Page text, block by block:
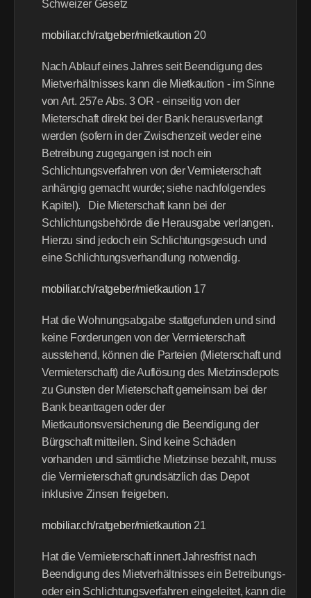
Schweizer Gesetz
mobiliar.ch/ratgeber/mietkaution 20
Nach Ablauf eines Jahres seit Beendigung des
Mietverhältnisses kann die Mietkaution - im Sinne
von Art. 257e Abs. 3 OR - einseitig von der
Mieterschaft direkt bei der Bank herausverlangt
werden (sofern in der Zwischenzeit weder eine
Betreibung zugegangen ist noch ein
Schlichtungsverfahren von der Vermieterschaft
anhängig gemacht wurde; siehe nachfolgendes
Kapitel).   Die Mieterschaft kann bei der
Schlichtungsbehörde die Herausgabe verlangen.
Hierzu sind jedoch ein Schlichtungsgesuch und
eine Schlichtungsverhandlung notwendig.
mobiliar.ch/ratgeber/mietkaution 17
Hat die Wohnungsabgabe stattgefunden und sind
keine Forderungen von der Vermieterschaft
ausstehend, können die Parteien (Mieterschaft und
Vermieterschaft) die Auflösung des Mietzinsdepots
zu Gunsten der Mieterschaft gemeinsam bei der
Bank beantragen oder der
Mietkautionsversicherung die Beendigung der
Bürgschaft mitteilen. Sind keine Schäden
vorhanden und sämtliche Mietzinse bezahlt, muss
die Vermieterschaft grundsätzlich das Depot
inklusive Zinsen freigeben.
mobiliar.ch/ratgeber/mietkaution 21
Hat die Vermieterschaft innert Jahresfrist nach
Beendigung des Mietverhältnisses ein Betreibungs-
oder ein Schlichtungsverfahren eingeleitet, kann die